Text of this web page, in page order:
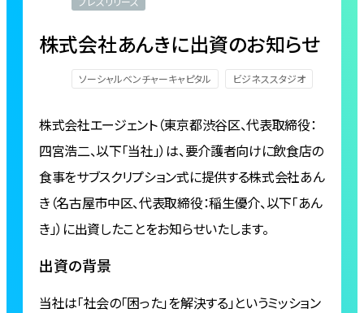
株式会社あんきに出資のお知らせ
ソーシャルベンチャーキャピタル ビジネススタジオ
株式会社エージェント（東京都渋⾕区、代表取締役：
四宮浩⼆、以下「当社」）は、要介護者向けに飲⾷店の
⾷事をサブスクリプション式に提供する株式会社あん
き（名古屋市中区、代表取締役：稲⽣優介、以下「あん
き」）に出資したことをお知らせいたします。
出資の背景
当社は「社会の「困った」を解決する」というミッション